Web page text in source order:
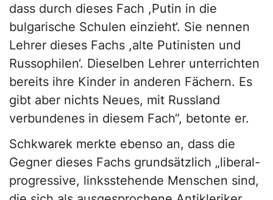
dass durch dieses Fach ,Putin in die
bulgarische Schulen einzieht‘. Sie nennen
Lehrer dieses Fachs ,alte Putinisten und
Russophilen‘. Dieselben Lehrer unterrichten
bereits ihre Kinder in anderen Fächern. Es
gibt aber nichts Neues, mit Russland
verbundenes in diesem Fach“, betonte er.
Schkwarek merkte ebenso an, dass die
Gegner dieses Fachs grundsätzlich „liberal-
progressive, linksstehende Menschen sind,